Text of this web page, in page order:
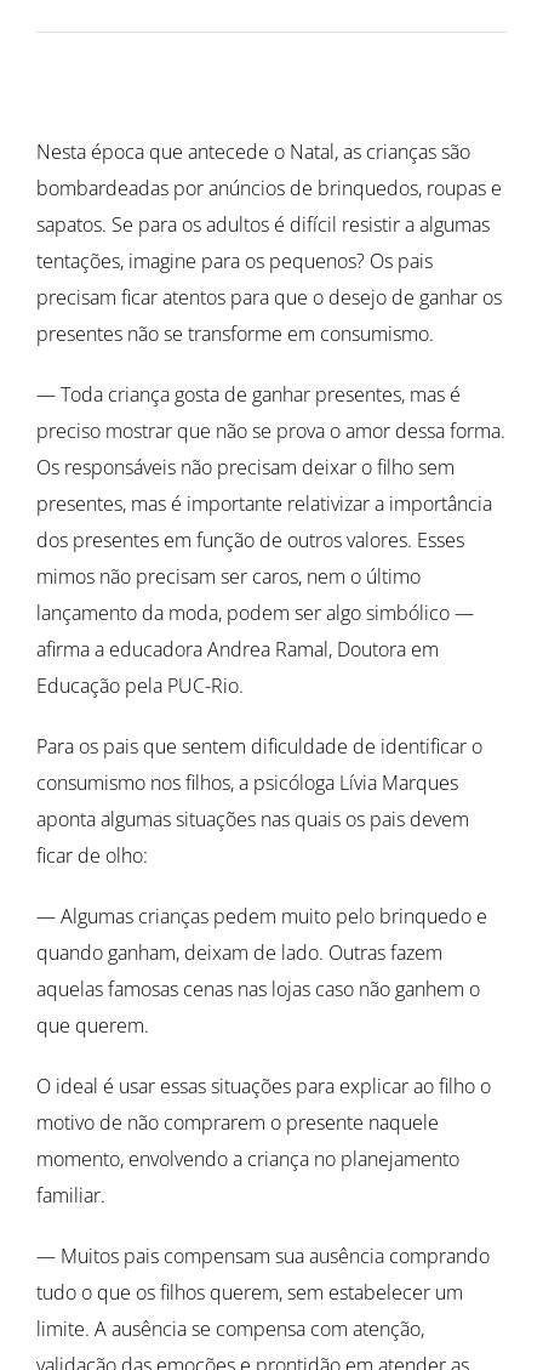
Nesta época que antecede o Natal, as crianças são
bombardeadas por anúncios de brinquedos, roupas e
sapatos. Se para os adultos é difícil resistir a algumas
tentações, imagine para os pequenos? Os pais
precisam ficar atentos para que o desejo de ganhar os
presentes não se transforme em consumismo.
— Toda criança gosta de ganhar presentes, mas é
preciso mostrar que não se prova o amor dessa forma.
Os responsáveis não precisam deixar o filho sem
presentes, mas é importante relativizar a importância
dos presentes em função de outros valores. Esses
mimos não precisam ser caros, nem o último
lançamento da moda, podem ser algo simbólico —
afirma a educadora Andrea Ramal, Doutora em
Educação pela PUC-Rio.
Para os pais que sentem dificuldade de identificar o
consumismo nos filhos, a psicóloga Lívia Marques
aponta algumas situações nas quais os pais devem
ficar de olho:
— Algumas crianças pedem muito pelo brinquedo e
quando ganham, deixam de lado. Outras fazem
aquelas famosas cenas nas lojas caso não ganhem o
que querem.
O ideal é usar essas situações para explicar ao filho o
motivo de não comprarem o presente naquele
momento, envolvendo a criança no planejamento
familiar.
— Muitos pais compensam sua ausência comprando
tudo o que os filhos querem, sem estabelecer um
limite. A ausência se compensa com atenção,